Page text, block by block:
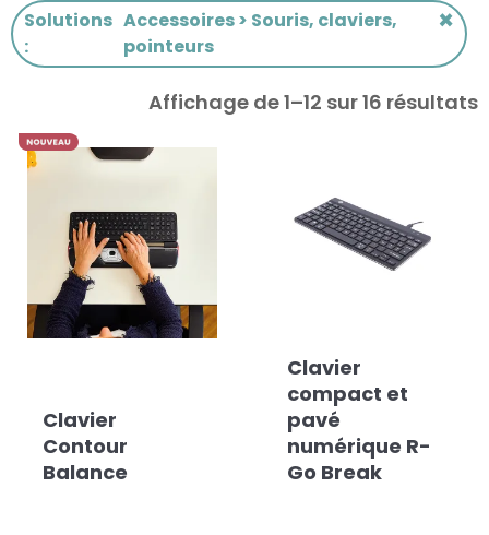
Solutions
:
Accessoires > Souris, claviers,
pointeurs
×
Affichage de 1–12 sur 16 résultats
Clavier
Contour
Balance
Clavier
compact et
pavé
numérique R-
Go Break